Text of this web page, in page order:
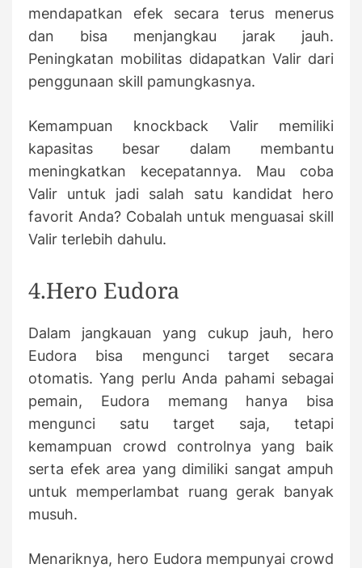
mendapatkan efek secara terus menerus
dan bisa menjangkau jarak jauh.
Peningkatan mobilitas didapatkan Valir dari
penggunaan skill pamungkasnya.
Kemampuan knockback Valir memiliki
kapasitas besar dalam membantu
meningkatkan kecepatannya. Mau coba
Valir untuk jadi salah satu kandidat hero
favorit Anda? Cobalah untuk menguasai skill
Valir terlebih dahulu.
4.Hero Eudora
Dalam jangkauan yang cukup jauh, hero
Eudora bisa mengunci target secara
otomatis. Yang perlu Anda pahami sebagai
pemain, Eudora memang hanya bisa
mengunci satu target saja, tetapi
kemampuan crowd controlnya yang baik
serta efek area yang dimiliki sangat ampuh
untuk memperlambat ruang gerak banyak
musuh.
Menariknya, hero Eudora mempunyai crowd